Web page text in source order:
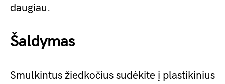
daugiau.
Šaldymas
Smulkintus žiedkočius sudėkite į plastikinius